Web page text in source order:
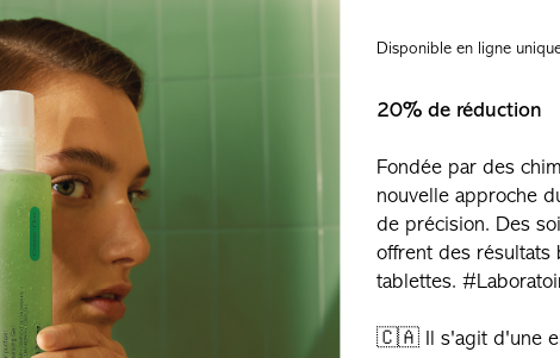
Disponible en ligne
20% de réduction
Fondée par des
nouvelle approche
de précision. Des
offrent des résultats
tablettes.
🇨🇦 Il s'agit d'une